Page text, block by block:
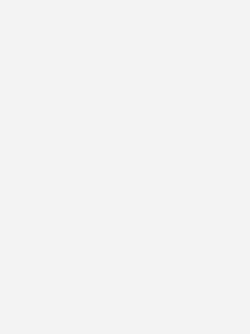
als in der Solarwirtschaft im
erneut zu einem Rückgang
diesmal die Windenergiebranche
etwa durch die Insolvenz von
bei
politische Dynamik
Energien (⁠Biomasse⁠,